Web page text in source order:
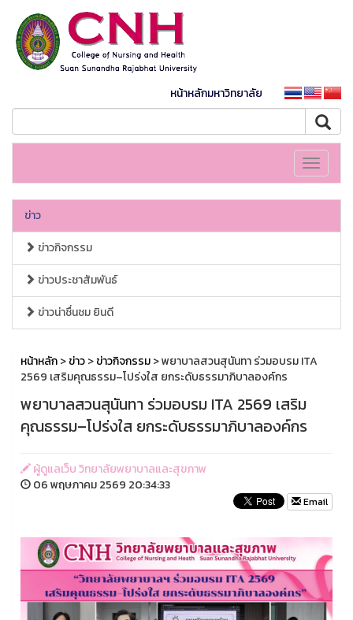
หน้าหลักมหาวิทยาลัย
Toggle
ข่าว
ข่าวกิจกรรม
ข่าวประชาสัมพันธ์
ข่าวน่าชื่นชม ยินดี
หน้าหลัก>ข่าว>ข่าวกิจกรรม> พยาบาลสวนสุนันทา ร่วมอบรม ITA
2569 เสริมคุณธรรม–โปร่งใส ยกระดับธรรมาภิบาลองค์กร
พยาบาลสวนสุนันทา ร่วมอบรม ITA 2569 เสริม
คุณธรรม–โปร่งใส ยกระดับธรรมาภิบาลองค์กร
ผู้ดูแลเว็บ วิทยาลัยพยาบาลและสุขภาพ
06 พฤษภาคม 2569 20:34:33
Email